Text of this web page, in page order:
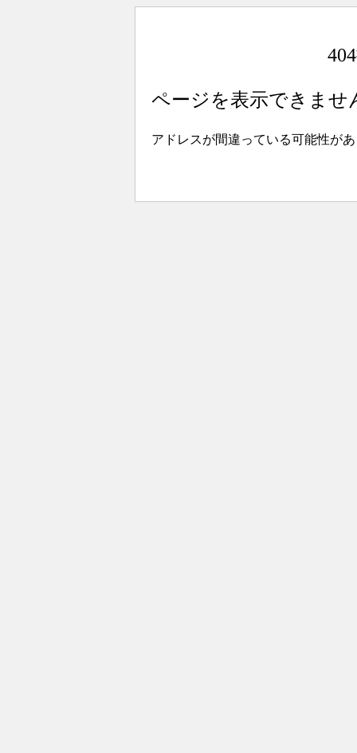
ページを表示できませ
アドレスが間違っている可能性が